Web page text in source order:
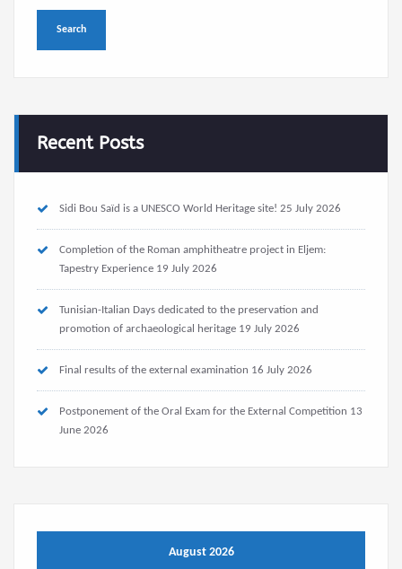
Recent Posts
Sidi Bou Saïd is a UNESCO World Heritage site! 25 July 2026
Completion of the Roman amphitheatre project in Eljem:
Tapestry Experience 19 July 2026
Tunisian-Italian Days dedicated to the preservation and
promotion of archaeological heritage 19 July 2026
Final results of the external examination 16 July 2026
Postponement of the Oral Exam for the External Competition 13
June 2026
August 2026